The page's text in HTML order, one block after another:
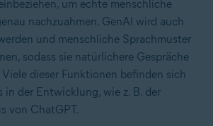
um echte menschliche
nachzuahmen. GenAI wird auch
und menschliche Sprachmuster
sodass sie natürlichere Gespräche
dieser Funktionen befinden sich
in der Entwicklung, wie z. B. der
von ChatGPT.